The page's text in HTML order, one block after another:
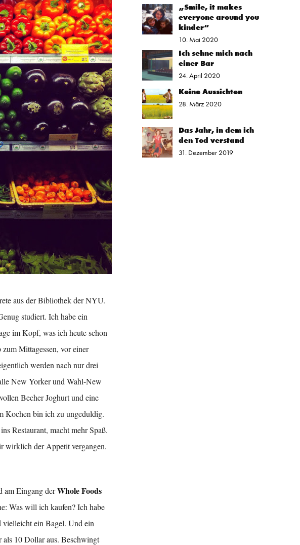
aus der Bibliothek der NYU.
studiert. Ich habe ein
im Kopf, was ich heute schon
Mittagessen, vor einer
werden nach nur drei
New Yorker und Wahl-New
Becher Joghurt und eine
Kochen bin ich zu ungeduldig.
Restaurant, macht mehr Spaß.
wirklich der Appetit vergangen.
am Eingang derWhole Foods
Was will ich kaufen? Ich habe
ein Bagel. Und ein
als 10 Dollar aus. Beschwingt
„Smile, it makes
everyone around you
kinder“
10. Mai 2020
Ich sehne mich nach
einer Bar
24. April 2020
Keine Aussichten
28. März 2020
Das Jahr, in dem ich
den Tod verstand
31. Dezember 2019